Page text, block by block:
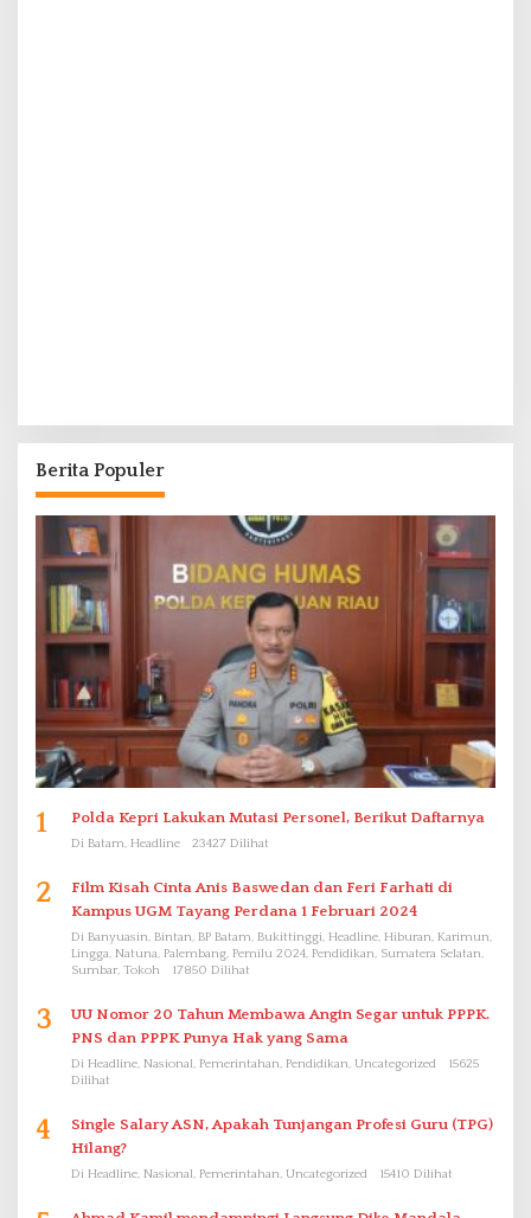
Berita Populer
1 Polda Kepri Lakukan Mutasi Personel, Berikut Daftarnya
Di Batam, Headline 23427 Dilihat
2
Film Kisah Cinta Anis Baswedan dan Feri Farhati di
Kampus UGM Tayang Perdana 1 Februari 2024
Di Banyuasin, Bintan, BP Batam, Bukittinggi, Headline, Hiburan, Karimun,
Lingga, Natuna, Palembang, Pemilu 2024, Pendidikan, Sumatera Selatan,
Sumbar, Tokoh
17850 Dilihat
3
UU Nomor 20 Tahun Membawa Angin Segar untuk PPPK.
PNS dan PPPK Punya Hak yang Sama
Di Headline, Nasional, Pemerintahan, Pendidikan, Uncategorized
15625
Dilihat
4
Single Salary ASN, Apakah Tunjangan Profesi Guru (TPG)
Hilang?
Di Headline, Nasional, Pemerintahan, Uncategorized 15410 Dilihat